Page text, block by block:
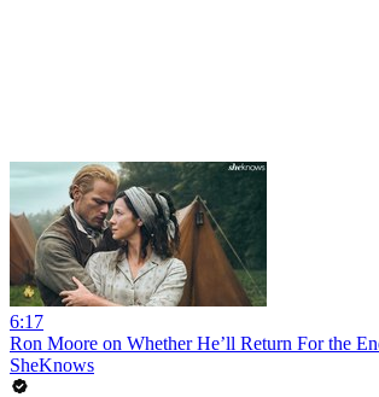
6:17
Ron Moore on Whether He’ll Return For the
SheKnows